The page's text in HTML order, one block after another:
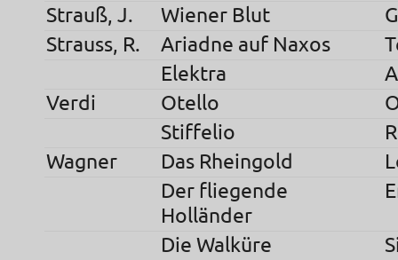
Strauß, J.
Wiener Blut
Strauss, R.
Ariadne auf Naxos
Elektra
Verdi
Otello
Stiffelio
Wagner
Das Rheingold
Der fliegende
Holländer
Die Walküre